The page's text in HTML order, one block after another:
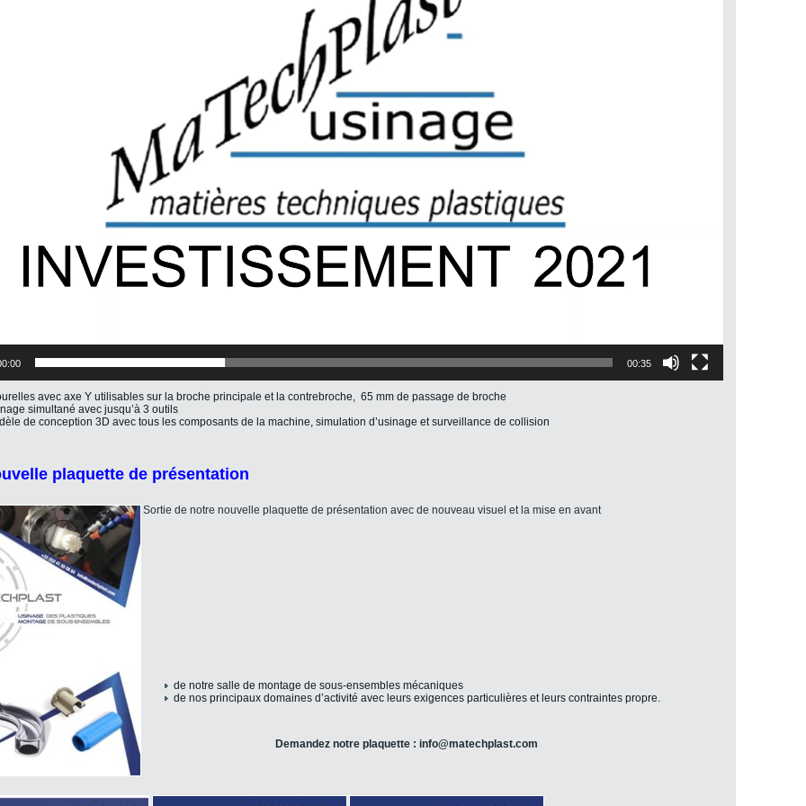
00:35
avec axe Y utilisables sur la broche principale et la contrebroche, 65 mm de passage de broche
simultané avec jusqu’à 3 outils
de conception 3D avec tous les composants de la machine, simulation d’usinage et surveillance de collision
plaquette de présentation
Sortie de notre nouvelle plaquette de présentation avec de nouveau visuel et la mise en avant
de notre salle de montage de sous-ensembles mécaniques
de nos principaux domaines d’activité avec leurs exigences particulières et leurs contraintes propre.
Demandez notre plaquette : info@matechplast.com